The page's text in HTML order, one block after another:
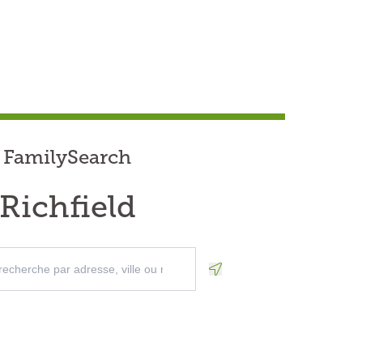
FamilySearch
Richfield